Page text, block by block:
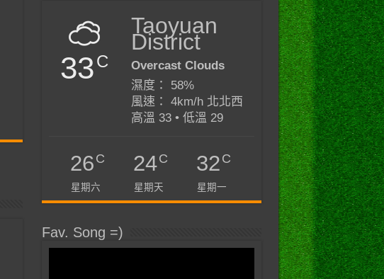
33C
Taoyuan
District
Overcast Clouds
濕度： 58%
風速： 4km/h 北北西
高溫 33 • 低溫 29
26C
星期六
24C
星期天
32C
星期一
Fav. Song =)